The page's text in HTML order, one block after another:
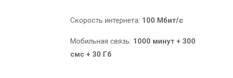
Скорость интернета: 100 Мбит/с
Мобильная связь: 1000 минут + 300
смс + 30 Гб